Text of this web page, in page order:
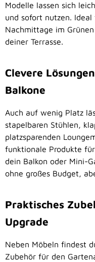
Modelle lassen sich
und sofort nutzen.
Nachmittage im
deiner Terrasse.
Clevere
Balkone
Auch auf wenig Platz
stapelbaren Stühlen,
platzsparenden
funktionale Produkte
dein Balkon oder Mini-
ohne großes Budget,
Praktisches
Upgrade
Neben Möbeln findest
Zubehör für den